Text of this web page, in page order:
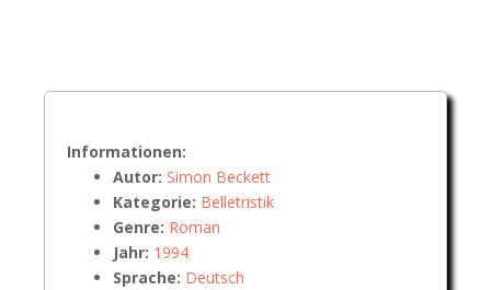
Informationen:
Autor: Simon Beckett
Kategorie: Belletristik
Genre: Roman
Jahr: 1994
Sprache: Deutsch